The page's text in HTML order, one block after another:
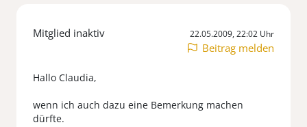
Mitglied inaktiv 22.05.2009, 22:02 Uhr
Beitrag melden
Hallo Claudia,
wenn ich auch dazu eine Bemerkung machen
dürfte.